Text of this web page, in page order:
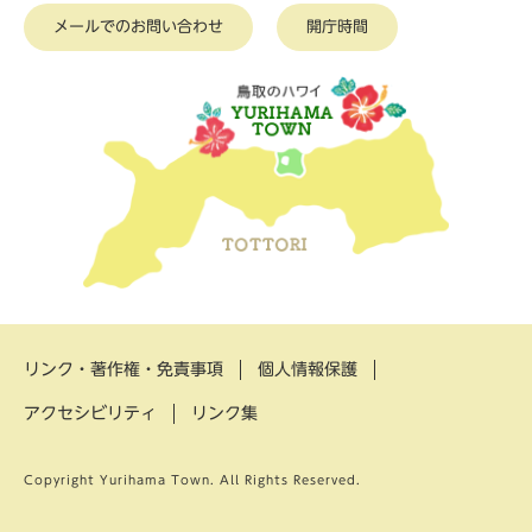
メールでのお問い合わせ 開庁時間
リンク・著作権・免責事項 個人情報保護
アクセシビリティ リンク集
Copyright Yurihama Town. All Rights Reserved.